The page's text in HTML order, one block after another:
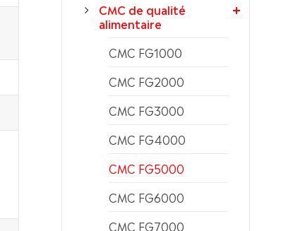
CMC de qualité
alimentaire
CMC FG1000
CMC FG2000
CMC FG3000
CMC FG4000
CMC FG5000
CMC FG6000
CMC FG7000